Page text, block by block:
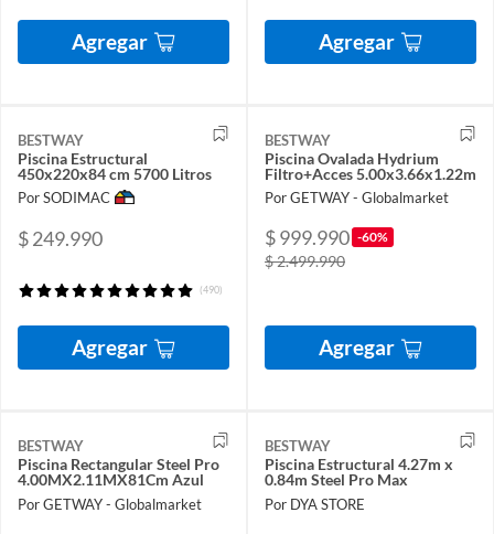
Agregar Agregar
BESTWAY
Piscina Estructural
450x220x84 cm 5700 Litros
Por SODIMAC
$ 249.990
(490)
Agregar
BESTWAY
Piscina Ovalada Hydrium
Filtro+Acces 5.00x3.66x1.22m
Por GETWAY - Globalmarket
$ 999.990 -60%
$ 2.499.990
Agregar
BESTWAY
Piscina Rectangular Steel Pro
4.00MX2.11MX81Cm Azul
Por GETWAY - Globalmarket
BESTWAY
Piscina Estructural 4.27m x
0.84m Steel Pro Max
Por DYA STORE